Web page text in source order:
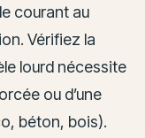
courant au
Vérifiez la
lourd nécessite
ou d’une
béton, bois).